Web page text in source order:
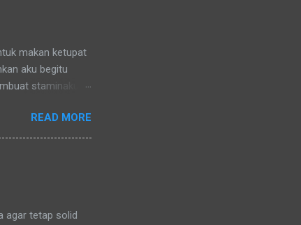
makan ketupat
aku begitu
staminaku
READ MORE
agar tetap solid